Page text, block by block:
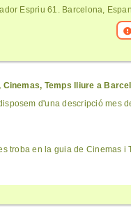
Espriu 61. Barcelona,
Cinemas, Temps lliure a
d'una descripció mes
troba en la guia de Cinemas i